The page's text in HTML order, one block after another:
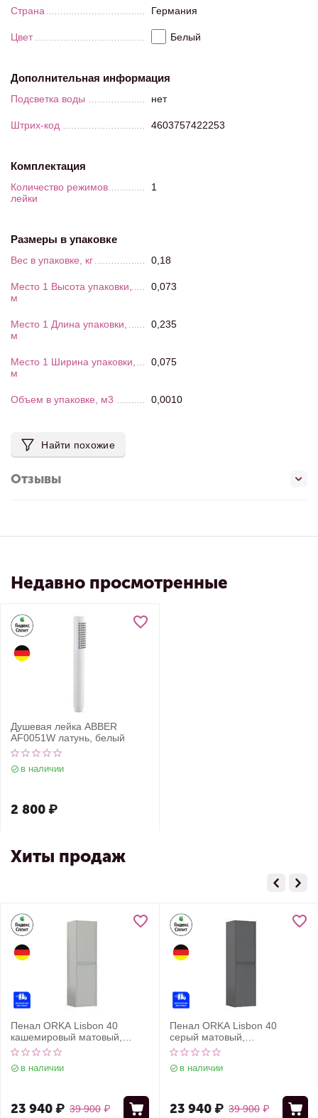
Страна Германия
Цвет Белый
Дополнительная информация
Подсветка воды нет
Штрих-код 4603757422253
Комплектация
Количество режимов
лейки
1
Размеры в упаковке
Вес в упаковке, кг 0,18
Место 1 Высота упаковки,
м
0,073
Место 1 Длина упаковки,
м
0,235
Место 1 Ширина упаковки,
м
0,075
Объем в упаковке, м3 0,0010
Найти похожие
Отзывы
Недавно просмотренные
Душевая лейка ABBER
AF0051W латунь, белый
в наличии
2 800₽
Хиты продаж
Пенал ORKA Lisbon 40
кашемировый матовый,
универсальный
в наличии
39 900 ₽
23 940₽
Пенал ORKA Lisbon 40
серый матовый,
универсальный
в наличии
39 900 ₽
23 940₽